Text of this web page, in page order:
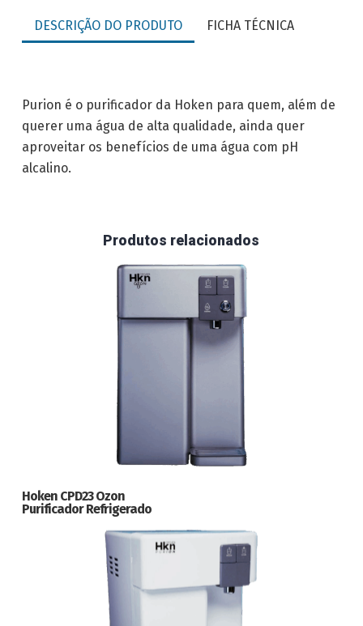
DESCRIÇÃO DO PRODUTO FICHA TÉCNICA
Purion é o purificador da Hoken para quem, além de
querer uma água de alta qualidade, ainda quer
aproveitar os benefícios de uma água com pH
alcalino.
Produtos relacionados
Hoken CPD23 Ozon
Purificador Refrigerado